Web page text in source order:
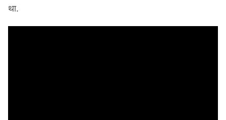
था.